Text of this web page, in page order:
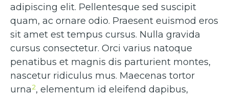
adipiscing elit. Pellentesque sed suscipit
quam, ac ornare odio. Praesent euismod eros
sit amet est tempus cursus. Nulla gravida
cursus consectetur. Orci varius natoque
penatibus et magnis dis parturient montes,
nascetur ridiculus mus. Maecenas tortor
urna2, elementum id eleifend dapibus,